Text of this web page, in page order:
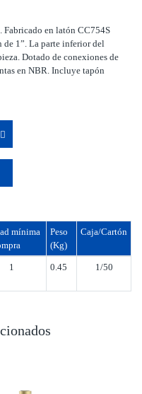
en latón CC754S
de 1”. La parte inferior del
Dotado de conexiones de
en NBR. Incluye tapón
mínima
Peso
(Kg)
Caja/Cartón
1 0.45 1/50